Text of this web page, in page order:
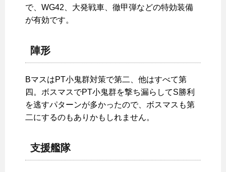
で、WG42、大発戦車、徹甲弾などの特効装備
が有効です。
陣形
BマスはPT小鬼群対策で第二、他はすべて第
四。ボスマスでPT小鬼群を撃ち漏らしてS勝利
を逃すパターンが多かったので、ボスマスも第
二にするのもありかもしれません。
支援艦隊